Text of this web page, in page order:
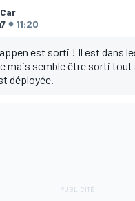
11:20
est sorti ! Il est dans
mais semble être sorti tout
déployée.